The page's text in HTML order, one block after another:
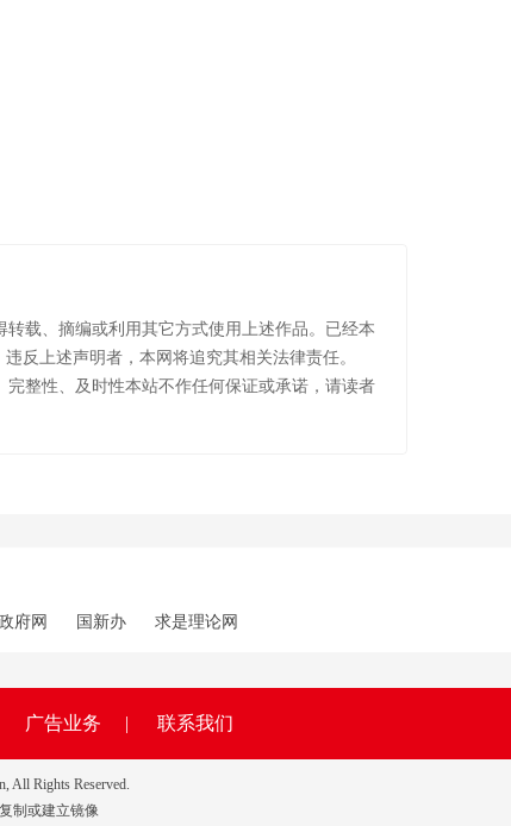
载、摘编或利用其它方式使用上述作品。已经本
反上述声明者，本网将追究其相关法律责任。
整性、及时性本站不作任何保证或承诺，请读者
府网 国新办 求是理论网
广告业务 | 联系我们
All Rights Reserved.
制或建立镜像